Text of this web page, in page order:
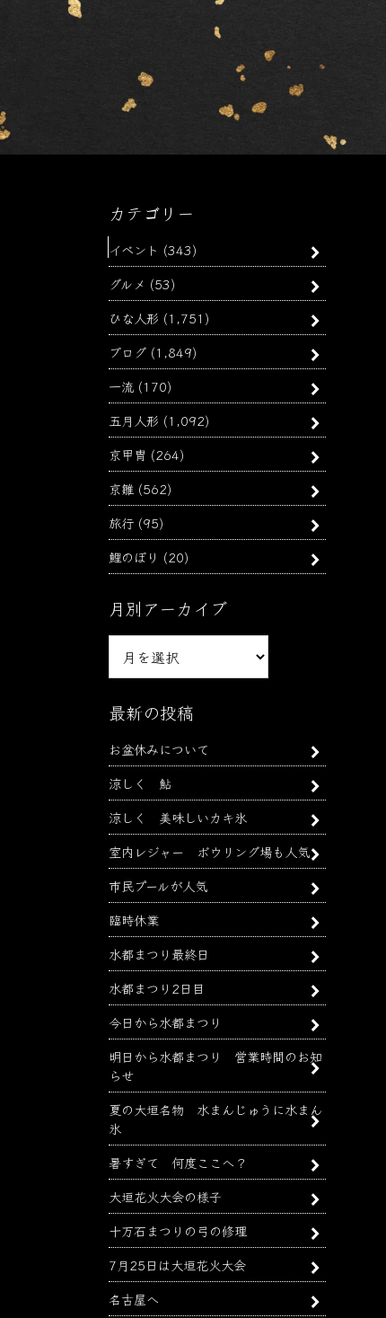
カテゴリー
イベント (343)
グルメ (53)
ひな人形 (1,751)
ブログ(1,849)
一流(170)
五月人形 (1,092)
京甲冑 (264)
京雛(562)
旅行(95)
鯉のぼり (20)
月別アーカイブ
ー
イ
ブ
最新の投稿
お盆休みについて
涼しく 鮎
涼しく 美味しいカキ氷
室内レジャー ボウリング場も人気
市民プールが人気
臨時休業
水都まつり最終日
水都まつり2日目
今日から水都まつり
明日から水都まつり 営業時間のお知
らせ
夏の大垣名物 水まんじゅうに水まん
氷
暑すぎて 何度ここへ？
大垣花火大会の様子
十万石まつりの弓の修理
7月25日は大垣花火大会
名古屋へ